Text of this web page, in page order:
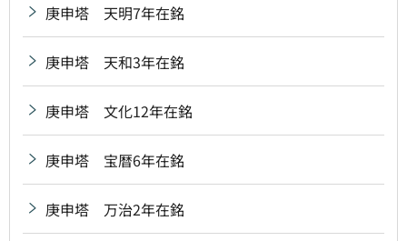
庚申塔 天明7年在銘
庚申塔 天和3年在銘
庚申塔 文化12年在銘
庚申塔 宝暦6年在銘
庚申塔 万治2年在銘